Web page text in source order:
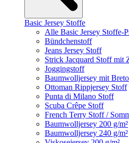
Basic Jersey Stoffe
Alle Basic Jersey Stoffe-
Bündchenstoff
Jeans Jersey Stoff
Strick Jacquard Stoff mit
Joggingstoff
Baumwolljersey mit
Ottoman Rippjersey Stoff
Punta di Milano Stoff
Scuba Crêpe Stoff
French Terry Stoff /
Baumwolljersey 200 g/m²
Baumwolljersey 240 g/m²